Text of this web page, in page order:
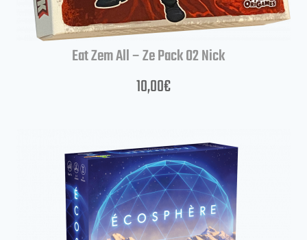
Eat Zem All – Ze Pack 02 Nick
10,00€